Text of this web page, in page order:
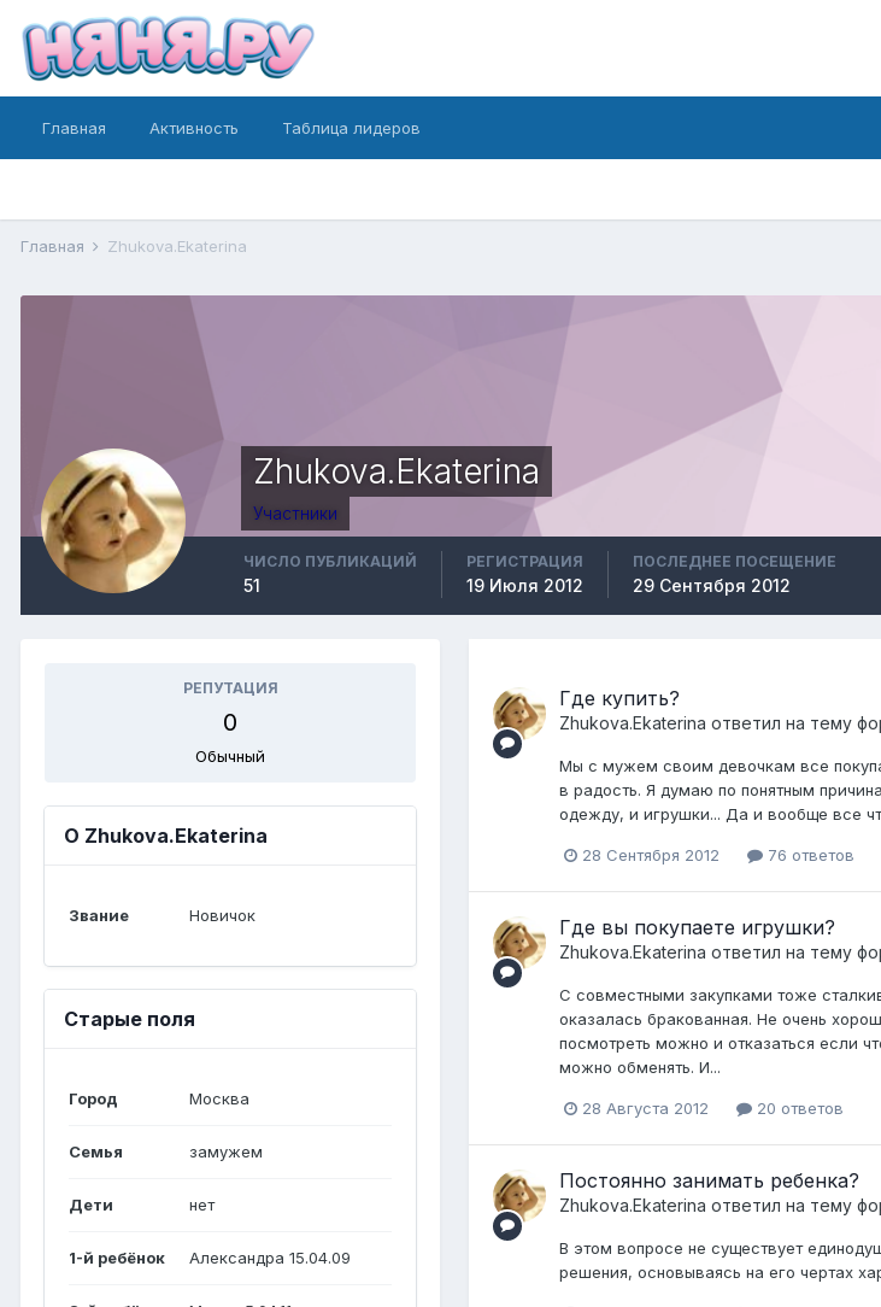
Главная Активность Таблица лидеров
Главная Zhukova.Ekaterina
Zhukova.Ekaterina
Участники
ЧИСЛО ПУБЛИКАЦИЙ
51
РЕГИСТРАЦИЯ
19 Июля 2012
ПОСЛЕДНЕЕ ПОСЕЩЕНИЕ
29 Сентября 2012
РЕПУТАЦИЯ
0
Обычный
О Zhukova.Ekaterina
Звание Новичок
Старые поля
Город Москва
Семья замужем
Дети нет
1-й ребёнок Александра 15.04.09
Где купить?
Zhukova.Ekaterina ответил на тему
Мы с мужем своим девочкам все
в радость. Я думаю по понятным
одежду, и игрушки... Да и вообще все
28 Сентября 2012 76 ответов
Где вы покупаете игрушки?
Zhukova.Ekaterina ответил на тему
С совместными закупками тоже
оказалась бракованная. Не очень
посмотреть можно и отказаться если
можно обменять. И...
28 Августа 2012 20 ответов
Постоянно занимать ребенка?
Zhukova.Ekaterina ответил на тему
В этом вопросе не существует
решения, основываясь на его чертах